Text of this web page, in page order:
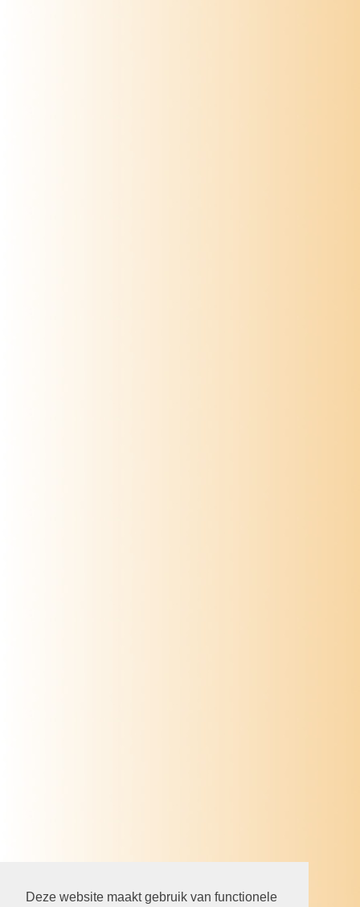
Deze website maakt gebruik van functionele